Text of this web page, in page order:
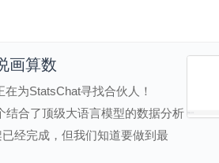
画算数
在为StatsChat寻找合伙人！
结合了顶级大语言模型的数据分析
经完成，但我们知道要做到最